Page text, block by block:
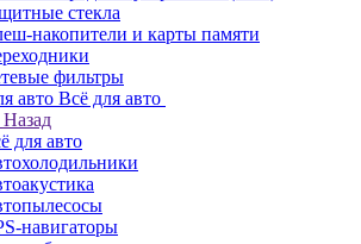
стекла
накопители и карты памяти
фильтры
Всё для авто
Назад
для авто
навигаторы